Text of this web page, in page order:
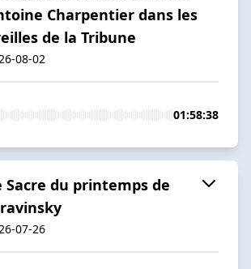
Charpentier dans les
de la Tribune
08-02
01:58:38
Sacre du printemps de
07-26